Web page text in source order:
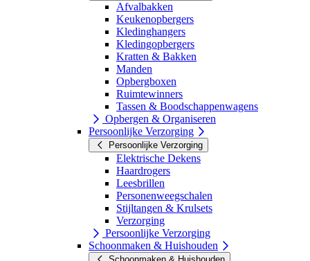
Afvalbakken
Keukenopbergers
Kledinghangers
Kledingopbergers
Kratten & Bakken
Manden
Opbergboxen
Ruimtewinners
Tassen & Boodschappenwagens
Opbergen & Organiseren
Persoonlijke Verzorging
Persoonlijke Verzorging
Elektrische Dekens
Haardrogers
Leesbrillen
Personenweegschalen
Stijltangen & Krulsets
Verzorging
Persoonlijke Verzorging
Schoonmaken & Huishouden